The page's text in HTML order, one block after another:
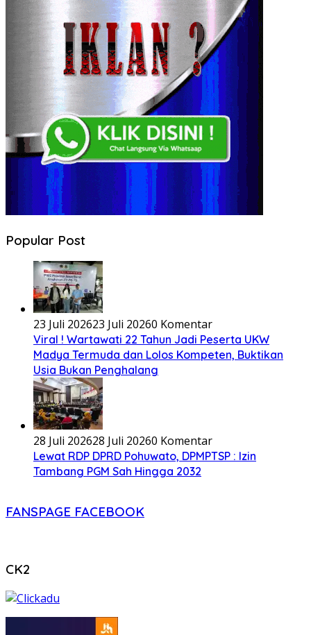
Popular Post
23 Juli 202623 Juli 20260 Komentar
Viral ! Wartawati 22 Tahun Jadi Peserta UKW
Madya Termuda dan Lolos Kompeten, Buktikan
Usia Bukan Penghalang
28 Juli 202628 Juli 20260 Komentar
Lewat RDP DPRD Pohuwato, DPMPTSP : Izin
Tambang PGM Sah Hingga 2032
FANSPAGE FACEBOOK
CK2